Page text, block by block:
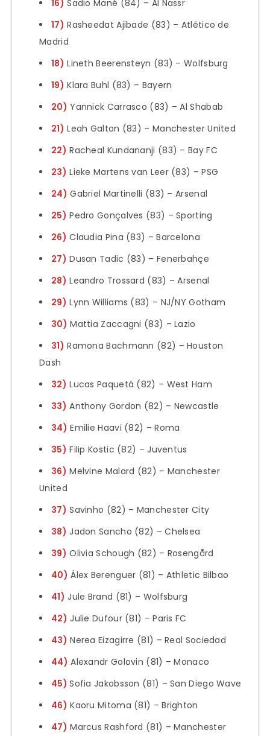
16) Sadio Mané (84) – Al Nassr
17) Rasheedat Ajibade (83) – Atlético de
Madrid
18) Lineth Beerensteyn (83) – Wolfsburg
19) Klara Buhl (83) – Bayern
20) Yannick Carrasco (83) – Al Shabab
21) Leah Galton (83) – Manchester United
22) Racheal Kundananji (83) – Bay FC
23) Lieke Martens van Leer (83) – PSG
24) Gabriel Martinelli (83) – Arsenal
25) Pedro Gonçalves (83) – Sporting
26) Claudia Pina (83) – Barcelona
27) Dusan Tadic (83) – Fenerbahçe
28) Leandro Trossard (83) – Arsenal
29) Lynn Williams (83) – NJ/NY Gotham
30) Mattia Zaccagni (83) – Lazio
31) Ramona Bachmann (82) – Houston
Dash
32) Lucas Paquetá (82) – West Ham
33) Anthony Gordon (82) – Newcastle
34) Emilie Haavi (82) – Roma
35) Filip Kostic (82) – Juventus
36) Melvine Malard (82) – Manchester
United
37) Savinho (82) – Manchester City
38) Jadon Sancho (82) – Chelsea
39) Olivia Schough (82) – Rosengård
40) Álex Berenguer (81) – Athletic Bilbao
41) Jule Brand (81) – Wolfsburg
42) Julie Dufour (81) – Paris FC
43) Nerea Eizagirre (81) – Real Sociedad
44) Alexandr Golovin (81) – Monaco
45) Sofia Jakobsson (81) – San Diego Wave
46) Kaoru Mitoma (81) – Brighton
47) Marcus Rashford (81) – Manchester